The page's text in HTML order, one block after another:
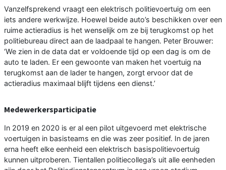
Vanzelfsprekend vraagt een elektrisch politievoertuig om een
iets andere werkwijze. Hoewel beide auto’s beschikken over een
ruime actieradius is het wenselijk om ze bij terugkomst op het
politiebureau direct aan de laadpaal te hangen. Peter Brouwer:
‘We zien in de data dat er voldoende tijd op een dag is om de
auto te laden. Er een gewoonte van maken het voertuig na
terugkomst aan de lader te hangen, zorgt ervoor dat de
actieradius maximaal blijft tijdens een dienst.’
Medewerkersparticipatie
In 2019 en 2020 is er al een pilot uitgevoerd met elektrische
voertuigen in basisteams en die was zeer positief. In de jaren
erna heeft elke eenheid een elektrisch basispolitievoertuig
kunnen uitproberen. Tientallen politiecollega’s uit alle eenheden